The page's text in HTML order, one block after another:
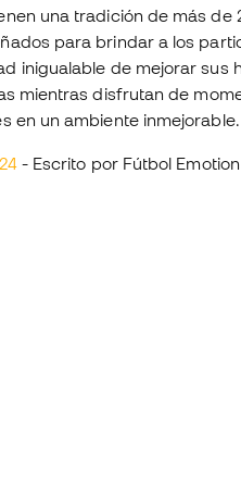
una tradición de más de
para brindar a los
inigualable de mejorar sus
mientras disfrutan de
en un ambiente inmejorable.
- Escrito por Fútbol